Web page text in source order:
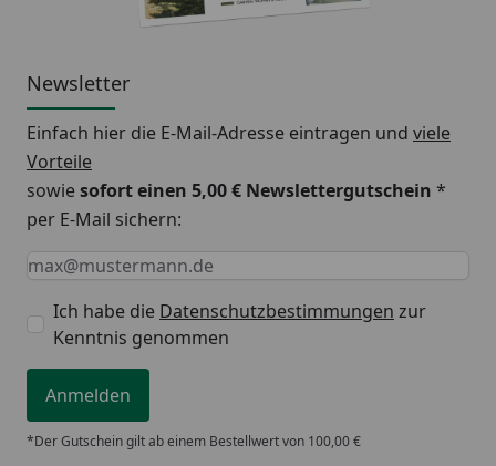
Newsletter
Einfach hier die E-Mail-Adresse eintragen und viele
Vorteile
sowiesofort einen 5,00 € Newslettergutschein *
per E-Mail sichern:
Keine Eingabe erforderlich
Eingabe erforderlich
E-Mail *
Ich habe die Datenschutzbestimmungen zur
Kenntnis genommen
Anmelden
*Der Gutschein gilt ab einem Bestellwert von 100,00 €